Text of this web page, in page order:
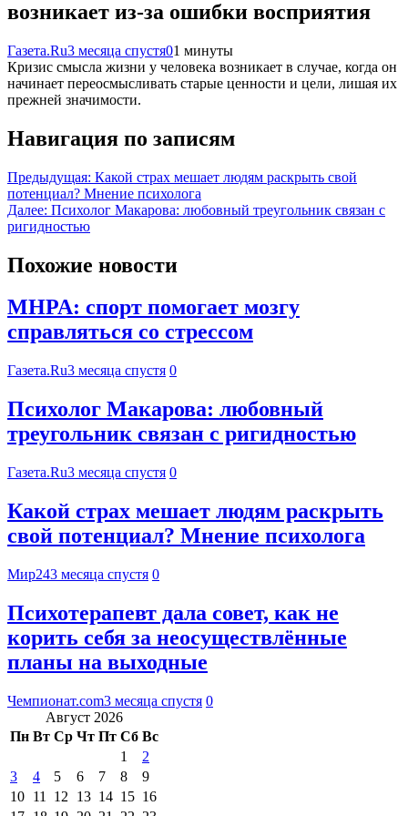
возникает из-за ошибки восприятия
Газета.Ru3 месяца спустя01 минуты
Кризис смысла жизни у человека возникает в случае, когда он
начинает переосмысливать старые ценности и цели, лишая их
прежней значимости.
Навигация по записям
Предыдущая: Какой страх мешает людям раскрыть свой
потенциал? Мнение психолога
Далее: Психолог Макарова: любовный треугольник связан с
ригидностью
Похожие новости
MHPA: спорт помогает мозгу
справляться со стрессом
Газета.Ru3 месяца спустя 0
Психолог Макарова: любовный
треугольник связан с ригидностью
Газета.Ru3 месяца спустя 0
Какой страх мешает людям раскрыть
свой потенциал? Мнение психолога
Мир243 месяца спустя 0
Психотерапевт дала совет, как не
корить себя за неосуществлённые
планы на выходные
Чемпионат.com3 месяца спустя 0
Август 2026
Пн Вт Ср Чт Пт Сб Вс
1
2
3
4 5 6 7 8
9
10 11 12 13 14 15 16